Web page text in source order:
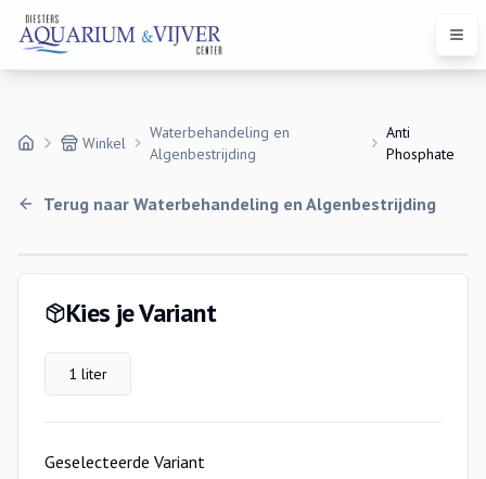
Winkel
Waterbehandeling en
Algenbestrijding
Anti
Phosphate
Terug naar Waterbehandeling en Algenbestrijding
Kies je Variant
1 liter
Geselecteerde Variant